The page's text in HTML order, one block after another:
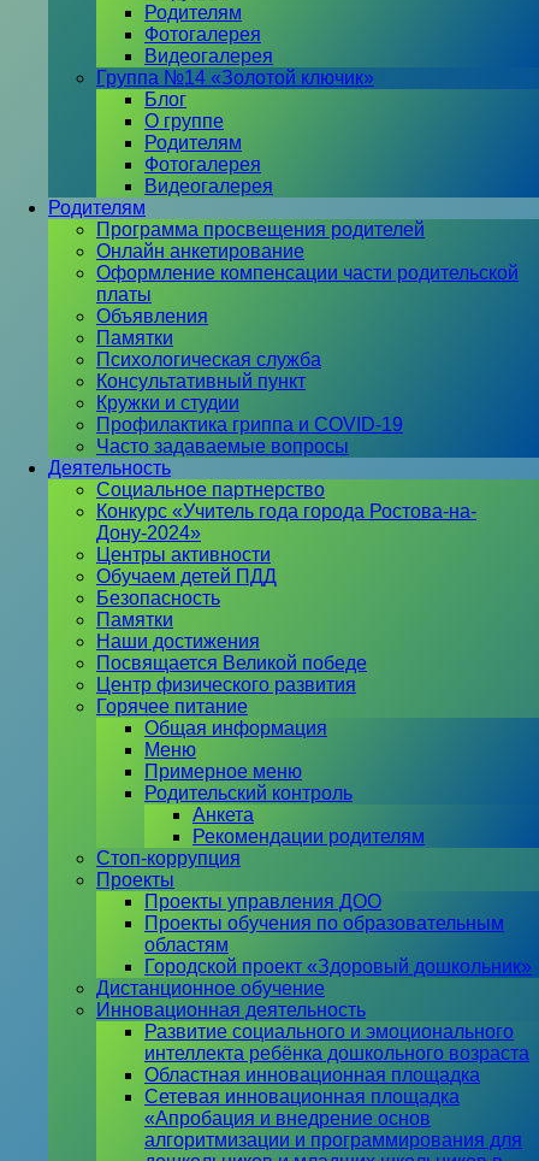
Родителям
Фотогалерея
Видеогалерея
Группа №14 «Золотой ключик»
Блог
О группе
Родителям
Фотогалерея
Видеогалерея
Родителям
Программа просвещения родителей
Онлайн анкетирование
Оформление компенсации части родительской
платы
Объявления
Памятки
Психологическая служба
Консультативный пункт
Кружки и студии
Профилактика гриппа и COVID-19
Часто задаваемые вопросы
Деятельность
Социальное партнерство
Конкурс «Учитель года города Ростова-на-
Дону-2024»
Центры активности
Обучаем детей ПДД
Безопасность
Памятки
Наши достижения
Посвящается Великой победе
Центр физического развития
Горячее питание
Общая информация
Меню
Примерное меню
Родительский контроль
Анкета
Рекомендации родителям
Стоп-коррупция
Проекты
Проекты управления ДОО
Проекты обучения по образовательным
областям
Городской проект «Здоровый дошкольник»
Дистанционное обучение
Инновационная деятельность
Развитие социального и эмоционального
интеллекта ребёнка дошкольного возраста
Областная инновационная площадка
Сетевая инновационная площадка
«Апробация и внедрение основ
алгоритмизации и программирования для